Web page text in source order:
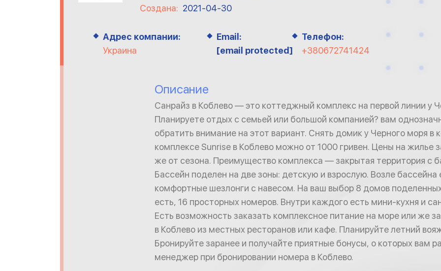
Создана: 2021-04-30
Адрес компании:
Украина
Email:
[email protected]
Телефон:
+380672741424
Описание
Санрайз в Коблево — это коттеджный комплекс на первой линии у
Планируете отдых с семьей или большой компанией? вам
обратить внимание на этот вариант. Снять домик у Черного моря в
комплексе Sunrise в Коблево можно от 1000 гривен. Цены на жилье
же от сезона. Преимущество комплекса — закрытая территория с
Бассейн поделен на две зоны: детскую и взрослую. Возле бассейна
комфортные шезлонги с навесом. На ваш выбор 8 домов
есть, 16 просторных номеров. Внутри каждого есть мини-кухня и
Есть возможность заказать комплексное питание на море или же
в Коблево из местных ресторанов или кафе. Планируйте летний
Бронируйте заранее и получайте приятные бонусы, о которых вам
менеджер при бронировании номера в Коблево.